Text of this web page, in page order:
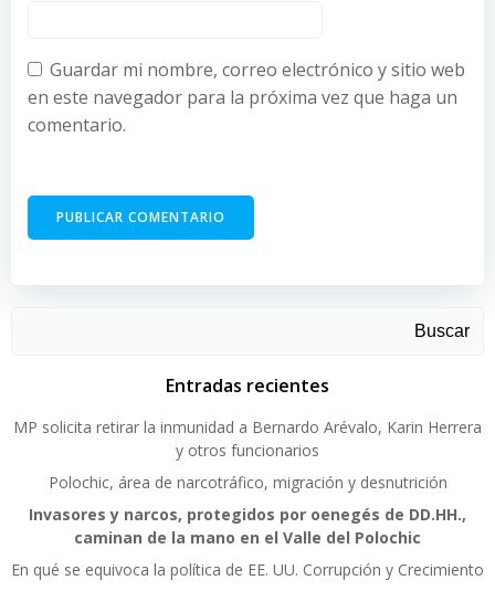
Guardar mi nombre, correo electrónico y sitio web
en este navegador para la próxima vez que haga un
comentario.
Buscar
Entradas recientes
MP solicita retirar la inmunidad a Bernardo Arévalo, Karin Herrera
y otros funcionarios
Polochic, área de narcotráfico, migración y desnutrición
Invasores y narcos, protegidos por oenegés de DD.HH.,
caminan de la mano en el Valle del Polochic
En qué se equivoca la política de EE. UU. Corrupción y Crecimiento